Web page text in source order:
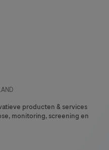
producten & services
monitoring, screening en